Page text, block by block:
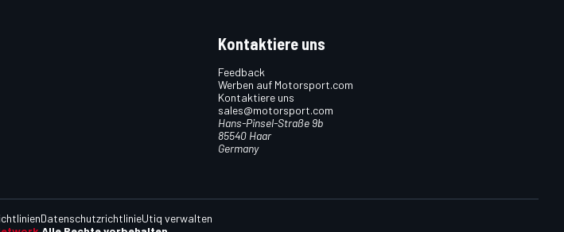
Kontaktiere uns
Feedback
Werben auf Motorsport.com
Kontaktiere uns
sales@motorsport.com
Hans-Pinsel-Straße 9b
85540 Haar
Germany
DatenschutzrichtlinieUtiq verwalten